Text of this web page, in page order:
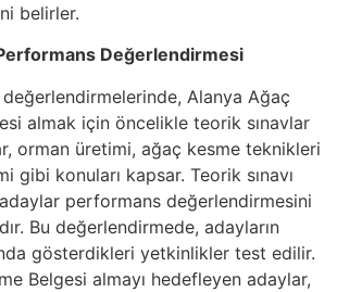
belirler.
Değerlendirmesi
Alanya Ağaç
almak için öncelikle teorik sınavlar
orman üretimi, ağaç kesme teknikleri
gibi konuları kapsar. Teorik sınavı
performans değerlendirmesini
Bu değerlendirmede, adayların
gösterdikleri yetkinlikler test edilir.
Belgesi almayı hedefleyen adaylar,